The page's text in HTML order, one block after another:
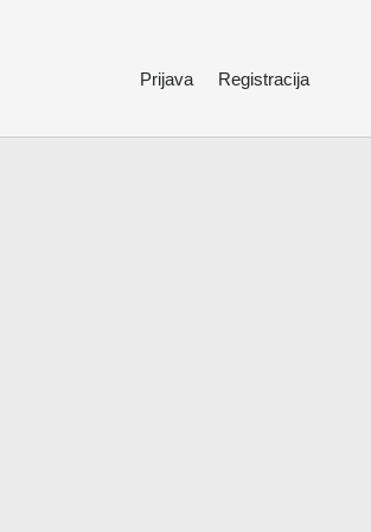
Prijava Registracija